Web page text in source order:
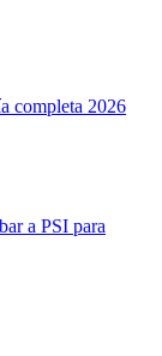
completa 2026
a PSI para